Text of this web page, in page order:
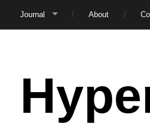
Journal About